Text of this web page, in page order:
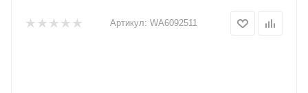
Артикул: WA6092511